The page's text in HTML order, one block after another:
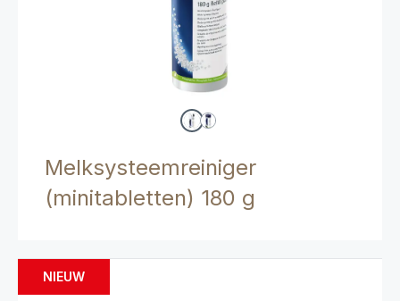
Melksysteemreiniger
(minitabletten) 180 g
NIEUW